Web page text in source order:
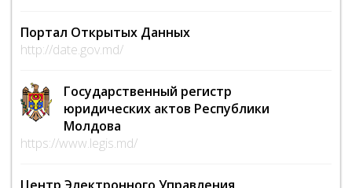
Портал Открытых Данных
http://date.gov.md/
Государственный регистр
юридических актов Республики
Молдова
https://www.legis.md/